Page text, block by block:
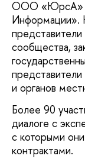
ООО «ЮрсА»
Информации».
сообщества,
и органов
Более 90
диалоге с
с которыми
контрактами.